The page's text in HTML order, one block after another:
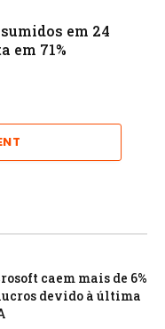
em 24
em 71%
caem mais de 6%
devido à última